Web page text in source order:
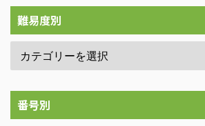
難易度別
番号別